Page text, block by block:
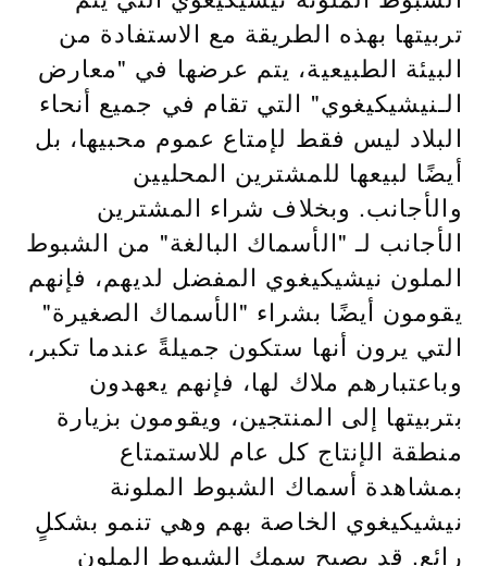
تربيتها بهذه الطريقة مع الاستفادة من
البيئة الطبيعية، يتم عرضها في "معارض
الـنيشيكيغوي" التي تقام في جميع أنحاء
البلاد ليس فقط لإمتاع عموم محبيها، بل
أيضًا لبيعها للمشترين المحليين
والأجانب. وبخلاف شراء المشترين
الأجانب لـ "الأسماك البالغة" من الشبوط
الملون نيشيكيغوي المفضل لديهم، فإنهم
يقومون أيضًا بشراء "الأسماك الصغيرة"
التي يرون أنها ستكون جميلةً عندما تكبر،
وباعتبارهم ملاك لها، فإنهم يعهدون
بتربيتها إلى المنتجين، ويقومون بزيارة
منطقة الإنتاج كل عام للاستمتاع
بمشاهدة أسماك الشبوط الملونة
نيشيكيغوي الخاصة بهم وهي تنمو بشكلٍ
رائعٍ. قد يصبح سمك الشبوط الملون